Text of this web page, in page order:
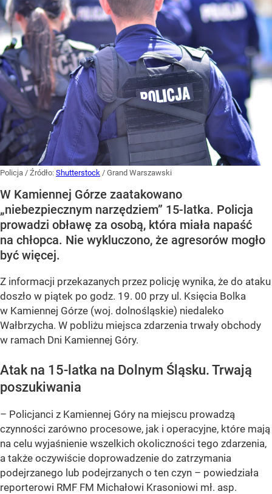
Policja / Źródło: Shutterstock / Grand Warszawski
W Kamiennej Górze zaatakowano
„niebezpiecznym narzędziem” 15-latka. Policja
prowadzi obławę za osobą, która miała napaść
na chłopca. Nie wykluczono, że agresorów mogło
być więcej.
Z informacji przekazanych przez policję wynika, że do ataku
doszło w piątek po godz. 19. 00 przy ul. Księcia Bolka
w Kamiennej Górze (woj. dolnośląskie) niedaleko
Wałbrzycha. W pobliżu miejsca zdarzenia trwały obchody
w ramach Dni Kamiennej Góry.
Atak na 15-latka na Dolnym Śląsku. Trwają
poszukiwania
– Policjanci z Kamiennej Góry na miejscu prowadzą
czynności zarówno procesowe, jak i operacyjne, które mają
na celu wyjaśnienie wszelkich okoliczności tego zdarzenia,
a także oczywiście doprowadzenie do zatrzymania
podejrzanego lub podejrzanych o ten czyn – powiedziała
reporterowi RMF FM Michałowi Krasoniowi mł. asp.